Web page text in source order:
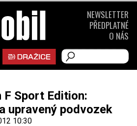
F Sport Edition:
upravený podvozek
10:30
NEWSLETTER
PŘEDPLATNÉ
O NÁS